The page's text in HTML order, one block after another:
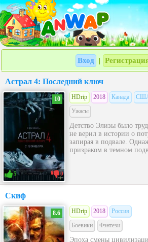
Вход
Астрал 4: Последний ключ
10
5 0
HDrip 2018 Канада
Ужасы
Детство Элизы было
не верил в истории о
запирая в подвале.
призраком в темном
Скиф
8.6 HDrip 2018
Россия
Боевики
Фэнтези
Эпоха смены